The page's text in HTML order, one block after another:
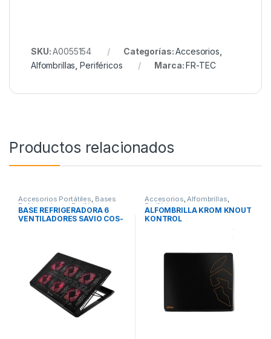
SKU:A0055154 Categorías:Accesorios
Alfombrillas ,Periféricos Marca:FR-TEC
Productos relacionados
Accesorios Portátiles, Bases
Refrigeradoras,Periféricos
BASE REFRIGERADORA 6
VENTILADORES SAVIO COS-
Accesorios,Alfombrillas,
Periféricos
ALFOMBRILLA KROM KNOUT
KONTROL